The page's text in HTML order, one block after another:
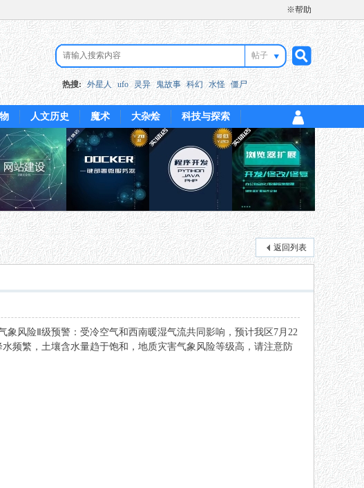
※帮助
帖子
搜
索
热搜: 外星人 ufo 灵异 鬼故事 科幻 水怪 僵尸
人文历史 魔术 大杂烩 科技与探索
返回列表
象风险Ⅱ级预警：受冷空气和西南暖湿气流共同影响，预计我区7月22
频繁，土壤含水量趋于饱和，地质灾害气象风险等级高，请注意防